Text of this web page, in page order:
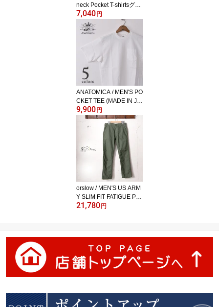
neck Pocket T-shirtsグッ
ドウェア / 半袖 クルーネ
ックポケットTシャツ / 日
本正規代理店 ソーズカン
対応]《S-20》
7,040円
ANATOMICA / MEN'S PO
CKET TEE (MADE IN JA
PAN) アナトミカ / メンズ
ポケットTシャツ (日本
製) 全7色[ネコポス対応]
9,900円
orslow / MEN'S US ARM
Y SLIM FIT FATIGUE PA
NTS (01-5032) / GREEN
21,780円